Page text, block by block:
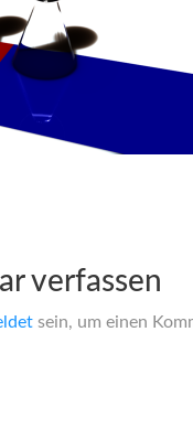
verfassen
sein, um einen